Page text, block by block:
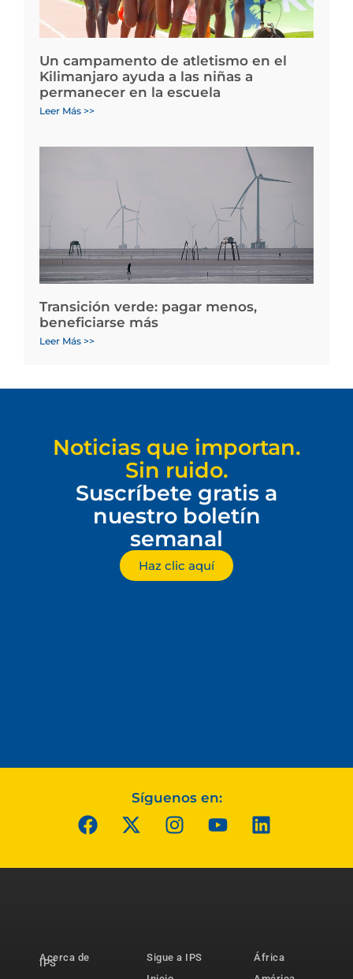
Un campamento de atletismo en el
Kilimanjaro ayuda a las niñas a
permanecer en la escuela
Leer Más >>
Transición verde: pagar menos,
beneficiarse más
Leer Más >>
Noticias que importan.
Sin ruido.
Suscríbete gratis a
nuestro boletín
semanal
Haz clic aquí
Síguenos en:
Acerca de
IPS
Sigue a IPS
África